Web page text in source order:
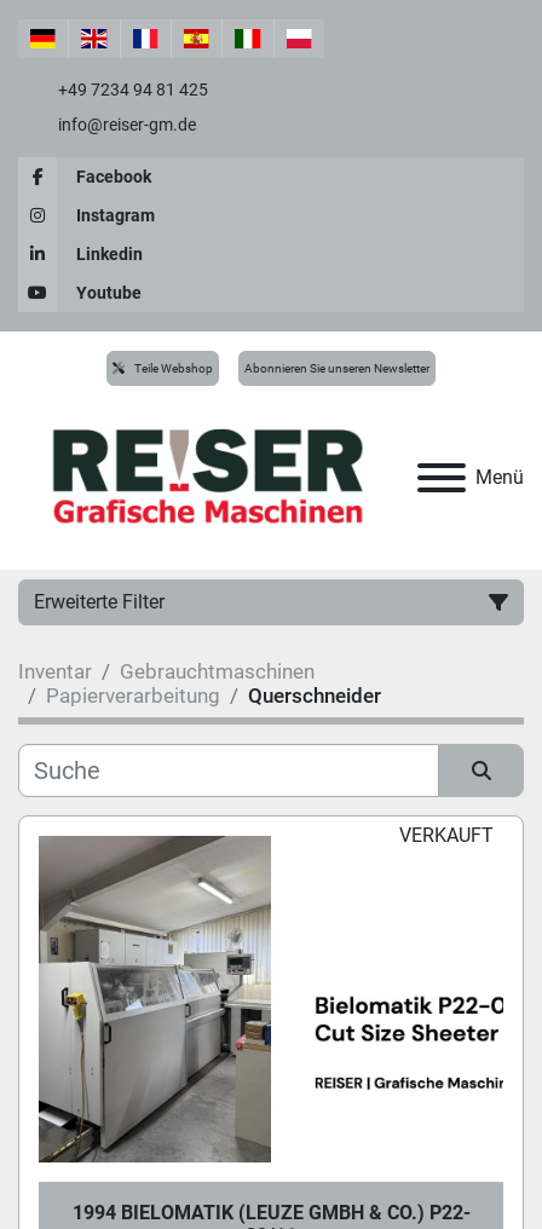
+49 7234 94 81 425
info@reiser-gm.de
Facebook
Instagram
Linkedin
Youtube
Menü
Teile Webshop Abonnieren Sie unseren Newsletter
Erweiterte Filter
Hersteller
Kategorie
Modell
Zustand
Inventar
Gebrauchtmaschinen
Papierverarbeitung
Querschneider
Sortieren nach VERKAUFT
1994 BIELOMATIK (LEUZE GMBH & CO.) P22-